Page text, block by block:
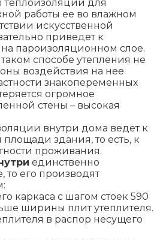
теплоизоляции для
работы ее во влажном
искусственной
приведет к
пароизоляционном слое.
способе утепления не
воздействия на нее
знакопеременных
огромное
стены – высокая
внутри дома ведет к
здания, то есть, к
проживания.
единственно
его производят
каркаса с шагом стоек 590
ширины плит утеплителя.
в распор несущего